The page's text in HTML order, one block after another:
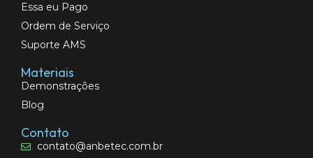
Essa eu Pago
Ordem de Serviço
Suporte AMS
Materiais
Demonstrações
Blog
Contato
contato@anbetec.com.br